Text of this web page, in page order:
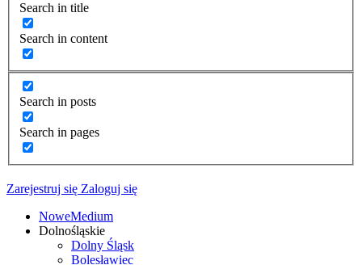
Search in title
Search in content
Search in posts
Search in pages
Zarejestruj się Zaloguj się
NoweMedium
Dolnośląskie
Dolny Śląsk
Bolesławiec